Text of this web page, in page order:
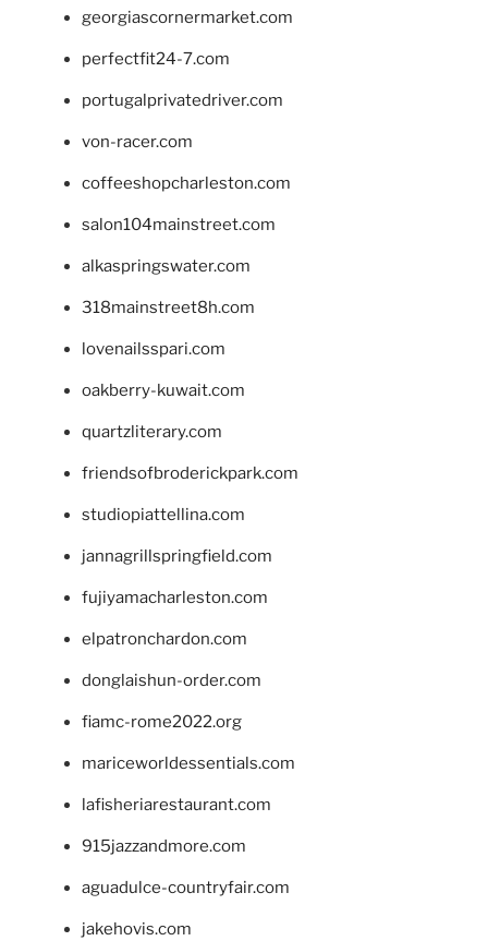
georgiascornermarket.com
perfectfit24-7.com
portugalprivatedriver.com
von-racer.com
coffeeshopcharleston.com
salon104mainstreet.com
alkaspringswater.com
318mainstreet8h.com
lovenailsspari.com
oakberry-kuwait.com
quartzliterary.com
friendsofbroderickpark.com
studiopiattellina.com
jannagrillspringfield.com
fujiyamacharleston.com
elpatronchardon.com
donglaishun-order.com
fiamc-rome2022.org
mariceworldessentials.com
lafisheriarestaurant.com
915jazzandmore.com
aguadulce-countryfair.com
jakehovis.com